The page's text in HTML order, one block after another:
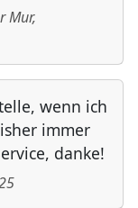
Mur,
wenn ich
immer
danke!